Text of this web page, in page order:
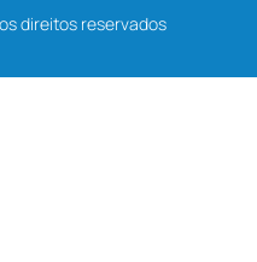
direitos reservados